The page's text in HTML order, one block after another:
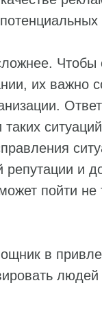
Чтобы
их важно
репутации и
пойти
в
людей